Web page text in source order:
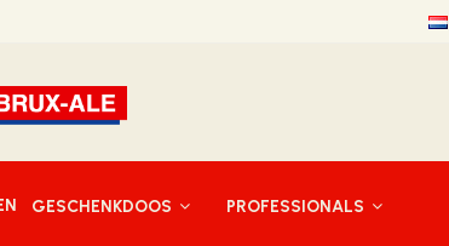
GESCHENKDOOS PROFESSIONALS